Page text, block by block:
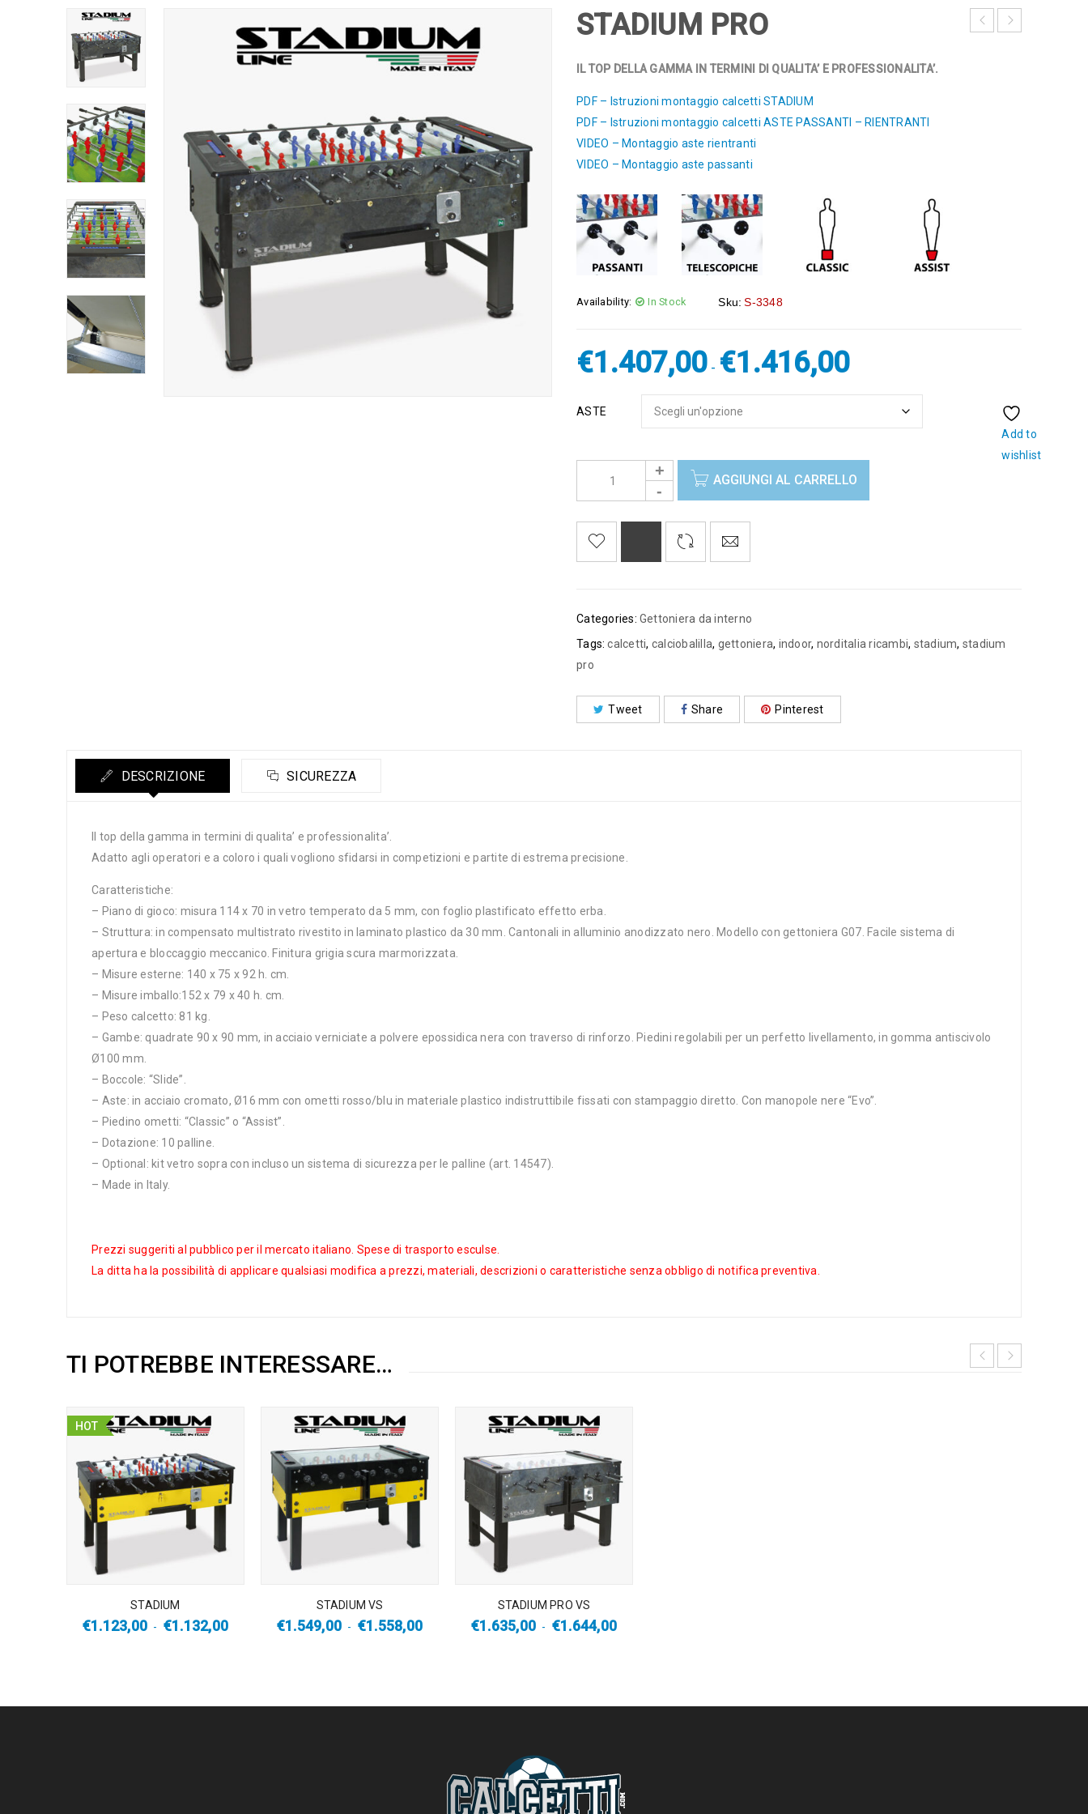
STADIUM PRO
IL TOP DELLA GAMMA IN TERMINI DI QUALITA’ E PROFESSIONALITA’.
PDF – Istruzioni montaggio calcetti STADIUM
PDF – Istruzioni montaggio calcetti ASTE PASSANTI – RIENTRANTI
VIDEO – Montaggio aste rientranti
VIDEO – Montaggio aste passanti
Availability: In Stock Sku: S-3348
€1.407,00 - €1.416,00
ASTE
AGGIUNGI AL CARRELLO
Add to
wishlist
Categories: Gettoniera da interno
Tags: calcetti, calciobalilla, gettoniera, indoor, norditalia ricambi, stadium, stadium
pro
Tweet Share Pinterest
DESCRIZIONE SICUREZZA
Il top della gamma in termini di qualita’ e professionalita’.
Adatto agli operatori e a coloro i quali vogliono sfidarsi in competizioni e partite di estrema precisione.
Caratteristiche:
– Piano di gioco: misura 114 x 70 in vetro temperato da 5 mm, con foglio plastificato effetto erba.
– Struttura: in compensato multistrato rivestito in laminato plastico da 30 mm. Cantonali in alluminio anodizzato nero. Modello con gettoniera G07. Facile sistema di
apertura e bloccaggio meccanico. Finitura grigia scura marmorizzata.
– Misure esterne: 140 x 75 x 92 h. cm.
– Misure imballo:152 x 79 x 40 h. cm.
– Peso calcetto: 81 kg.
– Gambe: quadrate 90 x 90 mm, in acciaio verniciate a polvere epossidica nera con traverso di rinforzo. Piedini regolabili per un perfetto livellamento, in gomma antiscivolo
Ø100 mm.
– Boccole: “Slide”.
– Aste: in acciaio cromato, Ø16 mm con ometti rosso/blu in materiale plastico indistruttibile fissati con stampaggio diretto. Con manopole nere “Evo”.
– Piedino ometti: “Classic” o “Assist”.
– Dotazione: 10 palline.
– Optional: kit vetro sopra con incluso un sistema di sicurezza per le palline (art. 14547).
– Made in Italy.
Prezzi suggeriti al pubblico per il mercato italiano. Spese di trasporto esculse.
La ditta ha la possibilità di applicare qualsiasi modifica a prezzi, materiali, descrizioni o caratteristiche senza obbligo di notifica preventiva.
TI POTREBBE INTERESSARE…
HOT
STADIUM
€1.123,00 - €1.132,00
STADIUM VS
€1.549,00 - €1.558,00
STADIUM PRO VS
€1.635,00 - €1.644,00